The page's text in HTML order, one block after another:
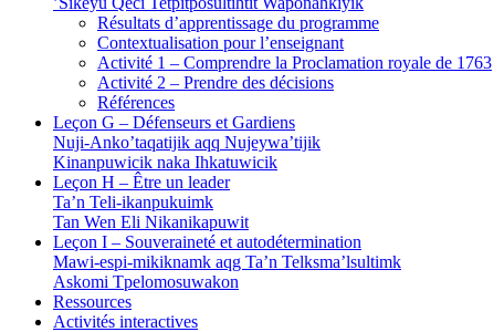
Résultats d’apprentissage du programme
Contextualisation pour l’enseignant
Activité 1 – Comprendre la Proclamation royale de 1763
Activité 2 – Prendre des décisions
Références
Leçon G – Défenseurs et Gardiens
Nuji-Anko’taqatijik aqq Nujeywa’tijik
Kinanpuwicik naka Ihkatuwicik
Leçon H – Être un leader
Ta’n Teli-ikanpukuimk
Tan Wen Eli Nikanikapuwit
Leçon I – Souveraineté et autodétermination
Mawi-espi-mikiknamk aqg Ta’n Telksma’lsultimk
Askomi Tpelomosuwakon
Ressources
Activités interactives